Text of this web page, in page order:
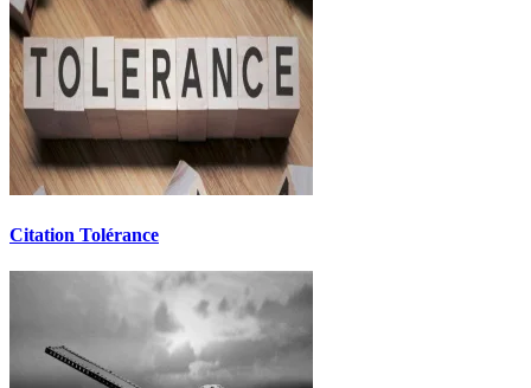
Citation Tolérance